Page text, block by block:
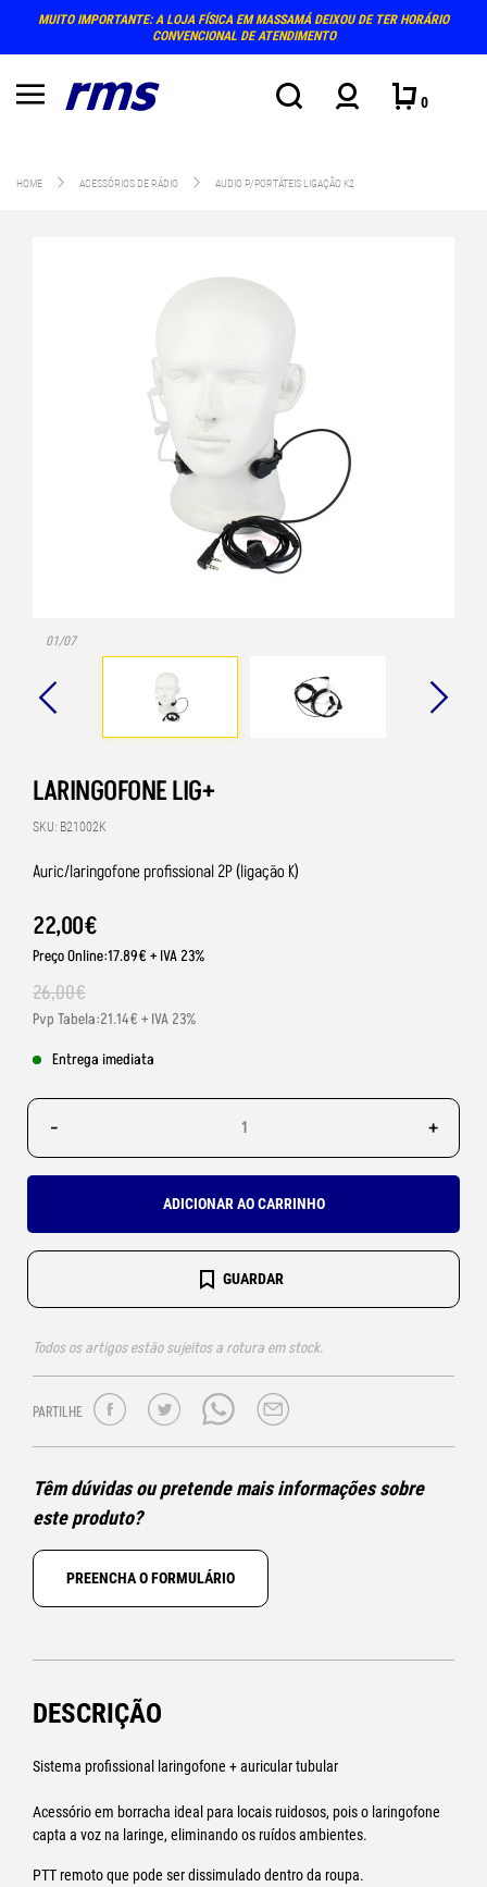
MUITO IMPORTANTE: A LOJA FÍSICA EM MASSAMÁ DEIXOU DE TER HORÁRIO
CONVENCIONAL DE ATENDIMENTO
0
HOME ACESSÓRIOS DE RÁDIO AUDIO P/PORTÁTEIS LIGAÇÃO K2
01/07
LARINGOFONE LIG+
SKU: B21002K
Auric/laringofone profissional 2P (ligação K)
22,00€
Preço Online:17.89€ + IVA 23%
26,00€
Pvp Tabela:21.14€ + IVA 23%
Entrega imediata
- +
ADICIONAR AO CARRINHO
GUARDAR
Todos os artigos estão sujeitos a rotura em stock.
PARTILHE
Têm dúvidas ou pretende mais informações sobre
este produto?
PREENCHA O FORMULÁRIO
DESCRIÇÃO
Sistema profissional laringofone + auricular tubular
Acessório em borracha ideal para locais ruidosos, pois o laringofone
capta a voz na laringe, eliminando os ruídos ambientes.
PTT remoto que pode ser dissimulado dentro da roupa.